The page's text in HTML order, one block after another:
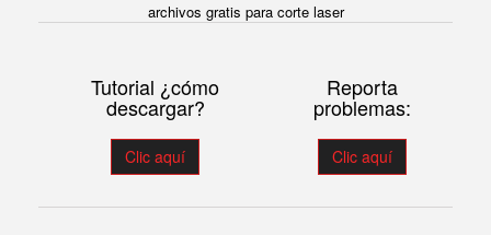
archivos gratis para corte laser
Tutorial ¿cómo
descargar?
Clic aquí
Reporta
problemas:
Clic aquí